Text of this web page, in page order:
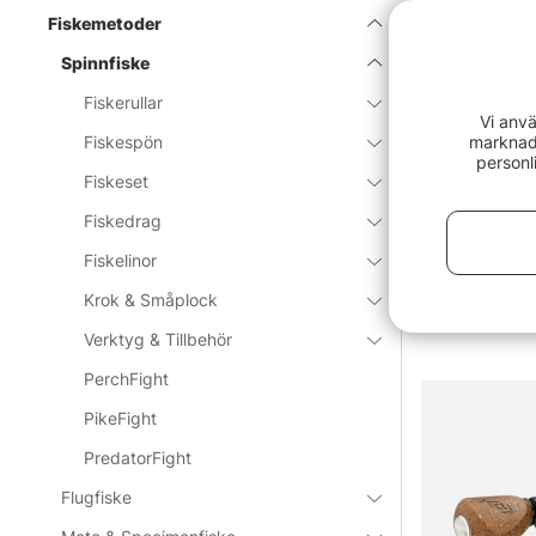
Fiskemetoder
Spinnfiske
Fiskerullar
Fiskespön
Fiskeset
Fiskedrag
Fiskelinor
Krok & Småplock
Verktyg & Tillbehör
PerchFight
PikeFight
PredatorFight
Flugfiske
Spinnfiske
vattnet.
Metoden
Spinnare,
Här finns ett
nischade
som tål
Vad är
Sortera
Vi